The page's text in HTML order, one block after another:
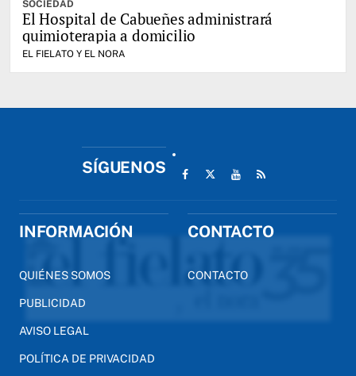
SOCIEDAD
El Hospital de Cabueñes administrará
quimioterapia a domicilio
EL FIELATO Y EL NORA
SÍGUENOS
INFORMACIÓN
QUIÉNES SOMOS
PUBLICIDAD
AVISO LEGAL
POLÍTICA DE PRIVACIDAD
CONTACTO
CONTACTO